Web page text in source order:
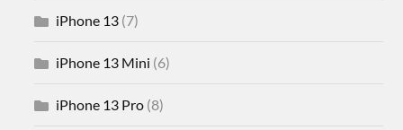
iPhone 13 (7)
iPhone 13 Mini (6)
iPhone 13 Pro (8)